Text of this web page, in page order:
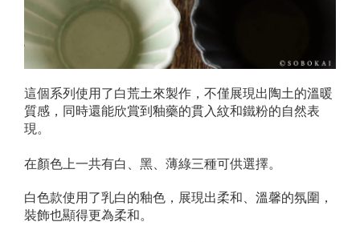
這個系列使用了白荒土來製作，不僅展現出陶土的溫暖
質感，同時還能欣賞到釉藥的貫入紋和鐵粉的自然表
現。
在顏色上一共有白、黑、薄綠三種可供選擇。
白色款使用了乳白的釉色，展現出柔和、溫馨的氛圍，
裝飾也顯得更為柔和。